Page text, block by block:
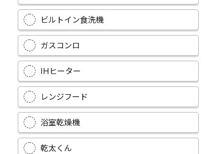
ビルトイン食洗機
ガスコンロ
IHヒーター
レンジフード
浴室乾燥機
乾太くん